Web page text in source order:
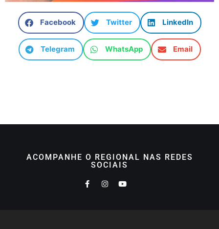
Facebook Twitter LinkedIn
Telegram WhatsApp Email
ACOMPANHE O REGIONAL NAS REDES
SOCIAIS